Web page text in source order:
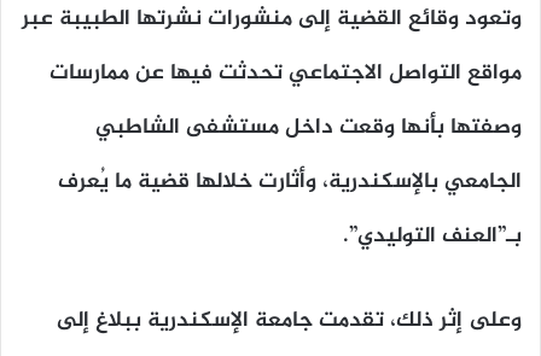
وتعود وقائع القضية إلى منشورات نشرتها الطبيبة عبر
مواقع التواصل الاجتماعي تحدثت فيها عن ممارسات
وصفتها بأنها وقعت داخل مستشفى الشاطبي
الجامعي بالإسكندرية، وأثارت خلالها قضية ما يُعرف
بـ”العنف التوليدي”.
وعلى إثر ذلك، تقدمت جامعة الإسكندرية ببلاغ إلى